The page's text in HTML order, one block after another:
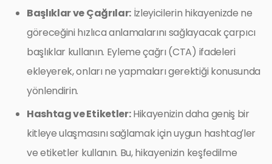
Başlıklar ve Çağrılar:İzleyicilerin hikayenizde ne
göreceğini hızlıca anlamalarını sağlayacak çarpıcı
başlıklar kullanın. Eyleme çağrı (CTA) ifadeleri
ekleyerek, onları ne yapmaları gerektiği konusunda
yönlendirin.
Hashtag ve Etiketler:Hikayenizin daha geniş bir
kitleye ulaşmasını sağlamak için uygun hashtag’ler
ve etiketler kullanın. Bu, hikayenizin keşfedilme